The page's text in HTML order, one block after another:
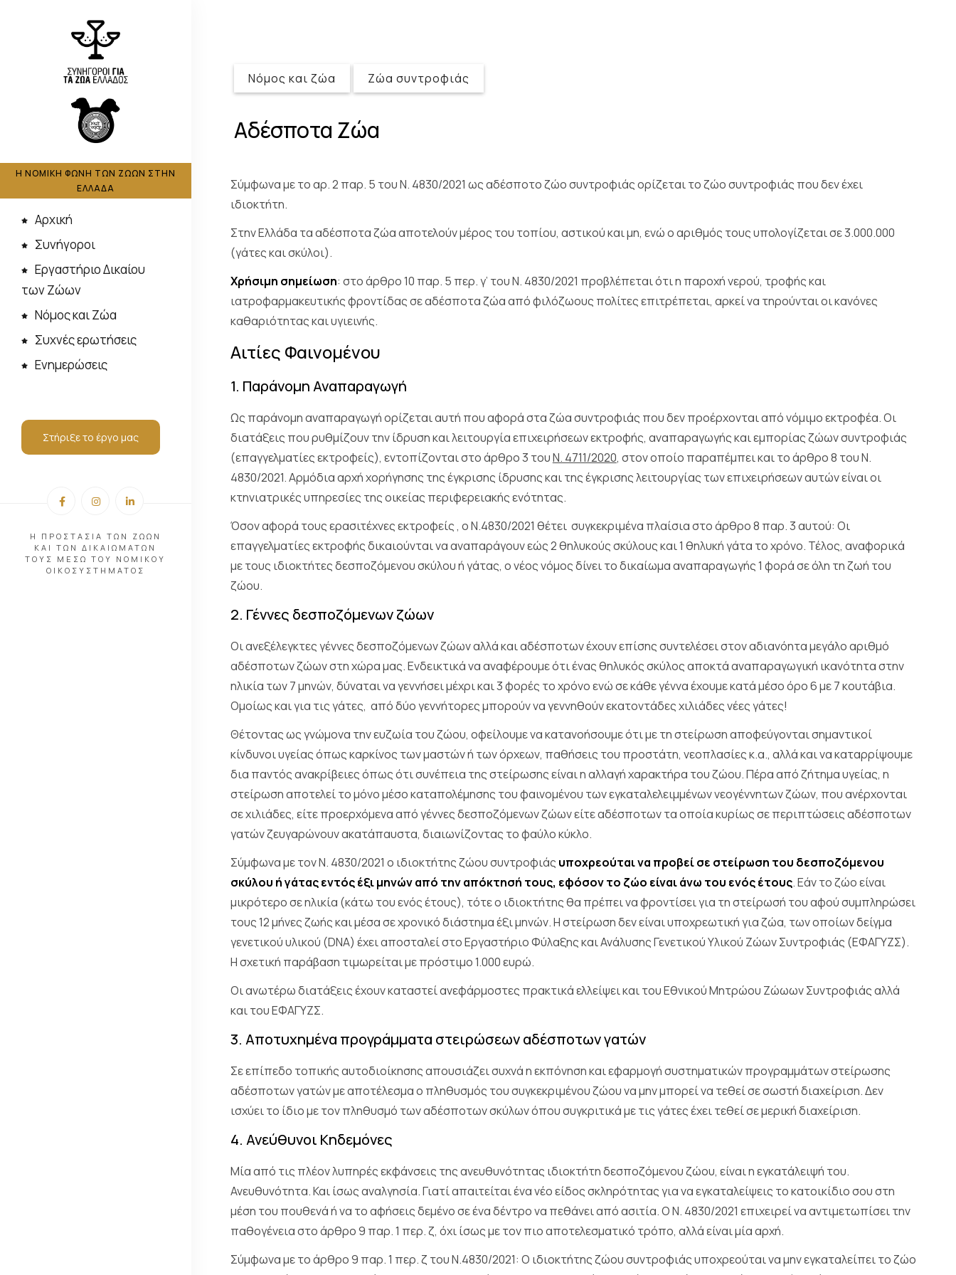
Η ΝΟΜΙΚΗ ΦΩΝΗ ΤΩΝ ΖΩΩΝ ΣΤΗΝ
ΕΛΛΑΔΑ
Αρχική
Συνήγοροι
Εργαστήριο Δικαίου
των Ζώων
Νόμος και Ζώα
Συχνές ερωτήσεις
Ενημερώσεις
Στήριξε το έργο μας
Η ΠΡΟΣΤΑΣΙΑ ΤΩΝ ΖΩΩΝ
ΚΑΙ ΤΩΝ ΔΙΚΑΙΩΜΑΤΩΝ
ΤΟΥΣ ΜΕΣΩ ΤΟΥ ΝΟΜΙΚΟΥ
ΟΙΚΟΣΥΣΤΗΜΑΤΟΣ
Νόμος και ζώα Ζώα συντροφιάς
Αδέσποτα Ζώα
Σύμφωνα με το αρ. 2 παρ. 5 του Ν. 4830/2021 ως αδέσποτο ζώο συντροφιάς ορίζεται το ζώο συντροφιάς που δεν έχει
ιδιοκτήτη.
Στην Ελλάδα τα αδέσποτα ζώα αποτελούν μέρος του τοπίου, αστικού και μη, ενώ ο αριθμός τους υπολογίζεται σε 3.000.000
(γάτες και σκύλοι).
Χρήσιμη σημείωση: στο άρθρο 10 παρ. 5 περ. γ’ του Ν. 4830/2021 προβλέπεται ότι η παροχή νερού, τροφής και
ιατροφαρμακευτικής φροντίδας σε αδέσποτα ζώα από φιλόζωους πολίτες επιτρέπεται, αρκεί να τηρούνται οι κανόνες
καθαριότητας και υγιεινής.
Αιτίες Φαινομένου
1. Παράνομη Αναπαραγωγή
Ως παράνομη αναπαραγωγή ορίζεται αυτή που αφορά στα ζώα συντροφιάς που δεν προέρχονται από νόμιμο εκτροφέα. Οι
διατάξεις που ρυθμίζουν την ίδρυση και λειτουργία επιχειρήσεων εκτροφής, αναπαραγωγής και εμπορίας ζώων συντροφιάς
(επαγγελματίες εκτροφείς), εντοπίζονται στο άρθρο 3 τουΝ. 4711/2020, στον οποίο παραπέμπει και το άρθρο 8 του Ν.
4830/2021. Αρμόδια αρχή χορήγησης της έγκρισης ίδρυσης και της έγκρισης λειτουργίας των επιχειρήσεων αυτών είναι οι
κτηνιατρικές υπηρεσίες της οικείας περιφερειακής ενότητας.
Όσον αφορά τους ερασιτέχνες εκτροφείς , ο Ν.4830/2021 θέτει συγκεκριμένα πλαίσια στο άρθρο 8 παρ. 3 αυτού: Οι
επαγγελματίες εκτροφής δικαιούνται να αναπαράγουν εώς 2 θηλυκούς σκύλους και 1 θηλυκή γάτα το χρόνο. Τέλος, αναφορικά
με τους ιδιοκτήτες δεσποζόμενου σκύλου ή γάτας, ο νέος νόμος δίνει το δικαίωμα αναπαραγωγής 1 φορά σε όλη τη ζωή του
ζώου.
2. Γέννες δεσποζόμενων ζώων
Οι ανεξέλεγκτες γέννες δεσποζόμενων ζώων αλλά και αδέσποτων έχουν επίσης συντελέσει στον αδιανόητα μεγάλο αριθμό
αδέσποτων ζώων στη χώρα μας. Ενδεικτικά να αναφέρουμε ότι ένας θηλυκός σκύλος αποκτά αναπαραγωγική ικανότητα στην
ηλικία των 7 μηνών, δύναται να γεννήσει μέχρι και 3 φορές το χρόνο ενώ σε κάθε γέννα έχουμε κατά μέσο όρο 6 με 7 κουτάβια.
Ομοίως και για τις γάτες, από δύο γεννήτορες μπορούν να γεννηθούν εκατοντάδες χιλιάδες νέες γάτες!
Θέτοντας ως γνώμονα την ευζωία του ζώου, οφείλουμε να κατανοήσουμε ότι με τη στείρωση αποφεύγονται σημαντικοί
κίνδυνοι υγείας όπως καρκίνος των μαστών ή των όρχεων, παθήσεις του προστάτη, νεοπλασίες κ.α., αλλά και να καταρρίψουμε
δια παντός ανακρίβειες όπως ότι συνέπεια της στείρωσης είναι η αλλαγή χαρακτήρα του ζώου. Πέρα από ζήτημα υγείας, η
στείρωση αποτελεί το μόνο μέσο καταπολέμησης του φαινομένου των εγκαταλελειμμένων νεογέννητων ζώων, που ανέρχονται
σε χιλιάδες, είτε προερχόμενα από γέννες δεσποζόμενων ζώων είτε αδέσποτων τα οποία κυρίως σε περιπτώσεις αδέσποτων
γατών ζευγαρώνουν ακατάπαυστα, διαιωνίζοντας το φαύλο κύκλο.
Σύμφωνα με τον Ν. 4830/2021 ο ιδιοκτήτης ζώου συντροφιάς υποχρεούται να προβεί σε στείρωση του δεσποζόμενου
σκύλου ή γάτας εντός έξι μηνών από την απόκτησή τους, εφόσον το ζώο είναι άνω του ενός έτους. Εάν το ζώο είναι
μικρότερο σε ηλικία (κάτω του ενός έτους), τότε ο ιδιοκτήτης θα πρέπει να φροντίσει για τη στείρωσή του αφού συμπληρώσει
τους 12 μήνες ζωής και μέσα σε χρονικό διάστημα έξι μηνών. Η στείρωση δεν είναι υποχρεωτική για ζώα, των οποίων δείγμα
γενετικού υλικού (DNA) έχει αποσταλεί στο Εργαστήριο Φύλαξης και Ανάλυσης Γενετικού Υλικού Ζώων Συντροφιάς (ΕΦΑΓΥΖΣ).
Η σχετική παράβαση τιμωρείται με πρόστιμο 1.000 ευρώ.
Οι ανωτέρω διατάξεις έχουν καταστεί ανεφάρμοστες πρακτικά ελλείψει και του Εθνικού Μητρώου Ζώωων Συντροφιάς αλλά
και του ΕΦΑΓΥΖΣ.
3. Αποτυχημένα προγράμματα στειρώσεων αδέσποτων γατών
Σε επίπεδο τοπικής αυτοδιοίκησης απουσιάζει συχνά η εκπόνηση και εφαρμογή συστηματικών προγραμμάτων στείρωσης
αδέσποτων γατών με αποτέλεσμα ο πληθυσμός του συγκεκριμένου ζώου να μην μπορεί να τεθεί σε σωστή διαχείριση. Δεν
ισχύει το ίδιο με τον πληθυσμό των αδέσποτων σκύλων όπου συγκριτικά με τις γάτες έχει τεθεί σε μερική διαχείριση.
4. Ανεύθυνοι Κηδεμόνες
Μία από τις πλέον λυπηρές εκφάνσεις της ανευθυνότητας ιδιοκτήτη δεσποζόμενου ζώου, είναι η εγκατάλειψή του.
Ανευθυνότητα. Και ίσως αναλγησία. Γιατί απαιτείται ένα νέο είδος σκληρότητας για να εγκαταλείψεις το κατοικίδιο σου στη
μέση του πουθενά ή να το αφήσεις δεμένο σε ένα δέντρο να πεθάνει από ασιτία. Ο Ν. 4830/2021 επιχειρεί να αντιμετωπίσει την
παθογένεια στο άρθρο 9 παρ. 1 περ. ζ, όχι ίσως με τον πιο αποτελεσματικό τρόπο, αλλά είναι μία αρχή.
Σύμφωνα με το άρθρο 9 παρ. 1 περ. ζ του Ν.4830/2021: Ο ιδιοκτήτης ζώου συντροφιάς υποχρεούται να μην εγκαταλείπει το ζώο